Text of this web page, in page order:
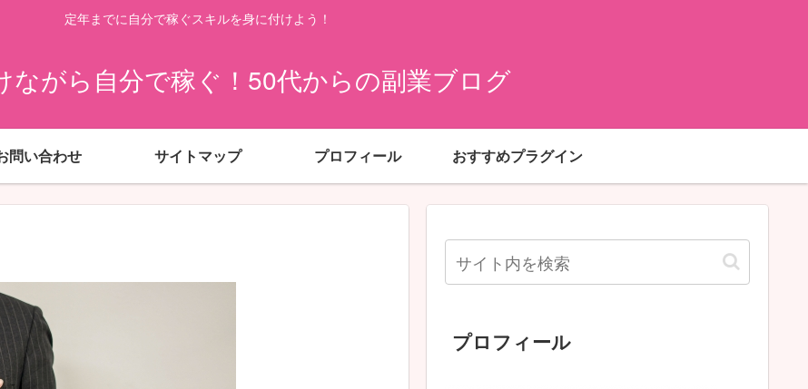
定年までに自分で稼ぐスキルを身に付けよう！
ながら自分で稼ぐ！50代からの副業ブログ
問い合わせ サイトマップ プロフィール おすすめプラグイン
プロフィール